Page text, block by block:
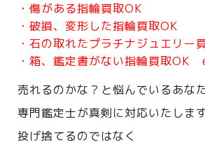
・傷がある指輪買取OK
・破損、変形した指輪買取OK
・石の取れたプラチナジュエリー
・箱、鑑定書がない指輪買取
売れるのかな？と悩んでいるあな
専門鑑定士が真剣に対応いたします
投げ捨てるのではなく